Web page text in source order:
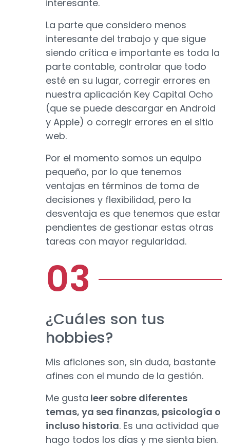
interesante.
La parte que considero menos
interesante del trabajo y que sigue
siendo crítica e importante es toda la
parte contable, controlar que todo
esté en su lugar, corregir errores en
nuestra aplicación Key Capital Ocho
(que se puede descargar en Android
y Apple) o corregir errores en el sitio
web.
Por el momento somos un equipo
pequeño, por lo que tenemos
ventajas en términos de toma de
decisiones y flexibilidad, pero la
desventaja es que tenemos que estar
pendientes de gestionar estas otras
tareas con mayor regularidad.
¿Cuáles son tus
hobbies?
Mis aficiones son, sin duda, bastante
afines con el mundo de la gestión.
Me gusta leer sobre diferentes
temas, ya sea finanzas, psicología o
incluso historia. Es una actividad que
hago todos los días y me sienta bien.